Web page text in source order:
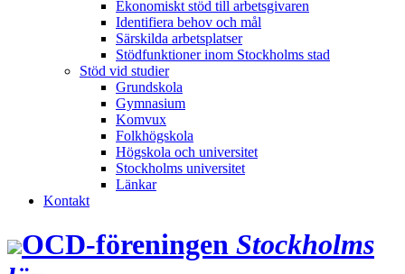
Ekonomiskt stöd till arbetsgivaren
Identifiera behov och mål
Särskilda arbetsplatser
Stödfunktioner inom Stockholms stad
Stöd vid studier
Grundskola
Gymnasium
Komvux
Folkhögskola
Högskola och universitet
Stockholms universitet
Länkar
Kontakt
OCD‑föreningen Stockholms